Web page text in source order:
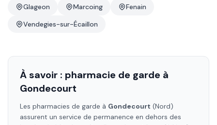
Glageon Marcoing
Fenain
Vendegies-sur-Écaillon
À savoir : pharmacie de garde à
Gondecourt
Les pharmacies de garde à Gondecourt (Nord)
assurent un service de permanence en dehors des